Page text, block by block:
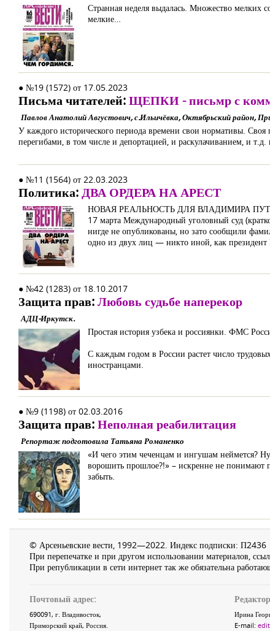
Странная неделя выдалась. Множество мелких
мелкие…
● №19 (1572) от 17.05.2023
Письма читателей:ЩЕПКИ - письмр с
Павлов Анатолий Августович, с.Ильичёвка, Октябрьский район,
У каждого исторического периода времени свои нормативы.
перегибами, в том числе и депортацией, и раскулачиванием, и т.д.
● №11 (1564) от 22.03.2023
Политика:ДВА ОРДЕРА НА АРЕСТ
НОВАЯ РЕАЛЬНОСТЬ ДЛЯ ВЛАДИМИРА
17 марта Международный уголовный суд
нигде не опубликованы, но зато сообщили
одно из двух лиц — никто иной, как
● №42 (1283) от 18.10.2017
Защита прав:Любовь судьбе наперекор
АДЦ-Иркутск.
Простая история узбека и россиянки. ФМС
С каждым годом в России растет число
иностранцами.
● №9 (1198) от 02.03.2016
Защита прав:Неполная реабилитация
Репортаж подготовила Татьяна Романенко
«И чего этим чеченцам и ингушам неймется?
ворошить прошлое?!» – искренне не понимают
забыть.
© Арсеньевские вести, 1992—2022. Индекс подписки: П2436
При перепечатке и при другом использовании материалов,
При републикации в сети интернет так же обязательна
Почтовый адрес:
690091, г. Владивосток,
Приморский край, Россия.
Ирина
E-mail: